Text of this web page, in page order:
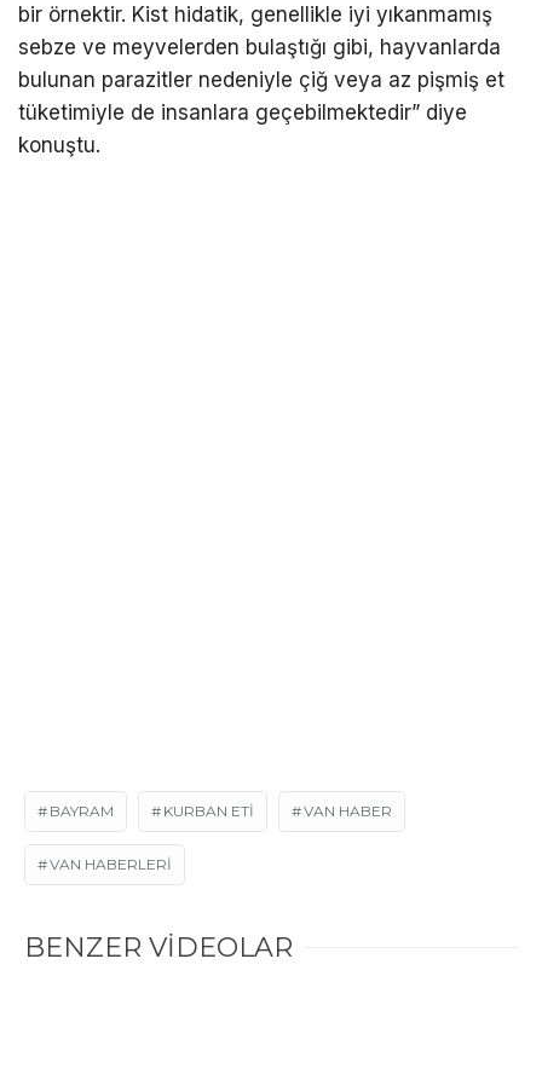
bir örnektir. Kist hidatik, genellikle iyi yıkanmamış
sebze ve meyvelerden bulaştığı gibi, hayvanlarda
bulunan parazitler nedeniyle çiğ veya az pişmiş et
tüketimiyle de insanlara geçebilmektedir” diye
konuştu.
BAYRAM KURBAN ETI VAN HABER
VAN HABERLERI
BENZER VİDEOLAR